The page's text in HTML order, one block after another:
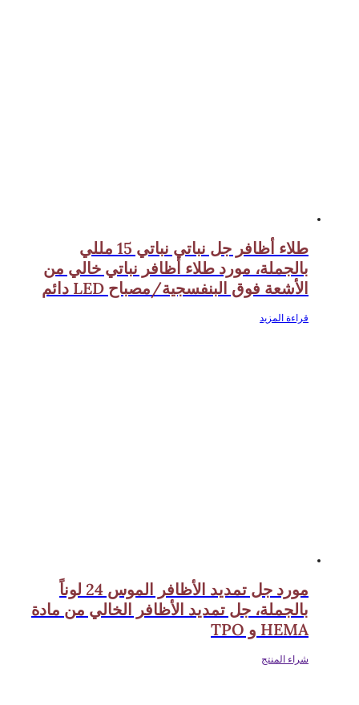
طلاء أظافر جل نباتي نباتي 15 مللي
بالجملة، مورد طلاء أظافر نباتي خالي من
الأشعة فوق البنفسجية/مصباح LED دائم
قراءة المزيد
مورد جل تمديد الأظافر الموس 24 لوناً
بالجملة، جل تمديد الأظافر الخالي من مادة
HEMA و TPO
شراء المنتج